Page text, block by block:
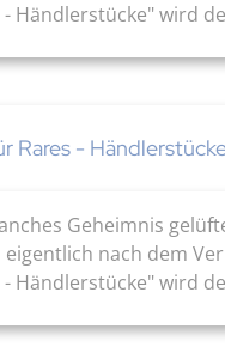
Händlerstücke" wird
Rares -
Geheimnis
nach dem
Händlerstücke" wird